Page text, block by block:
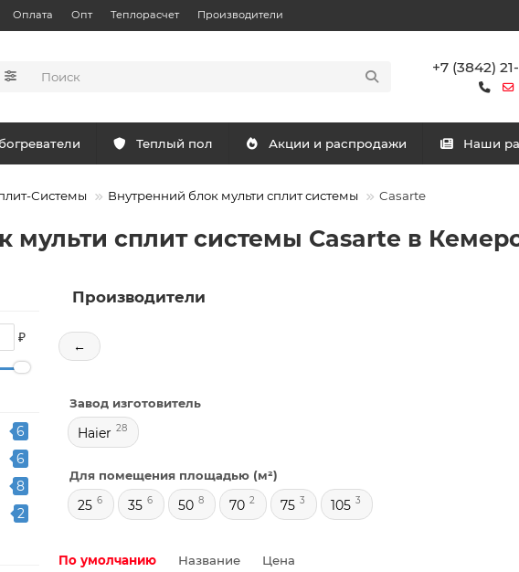
Оплата Опт Теплорасчет Производители
+7 (3842)
Теплый пол Акции и распродажи Наши
Системы Внутренний блок мульти сплит системы Casarte
мульти сплит системы Casarte в
₽
6
6
8
2
Производители
←
Завод изготовитель
Haier 28
Для помещения площадью (м²)
25 6 35 6 50 8 70 2 75 3 105 3
По умолчанию Название Цена